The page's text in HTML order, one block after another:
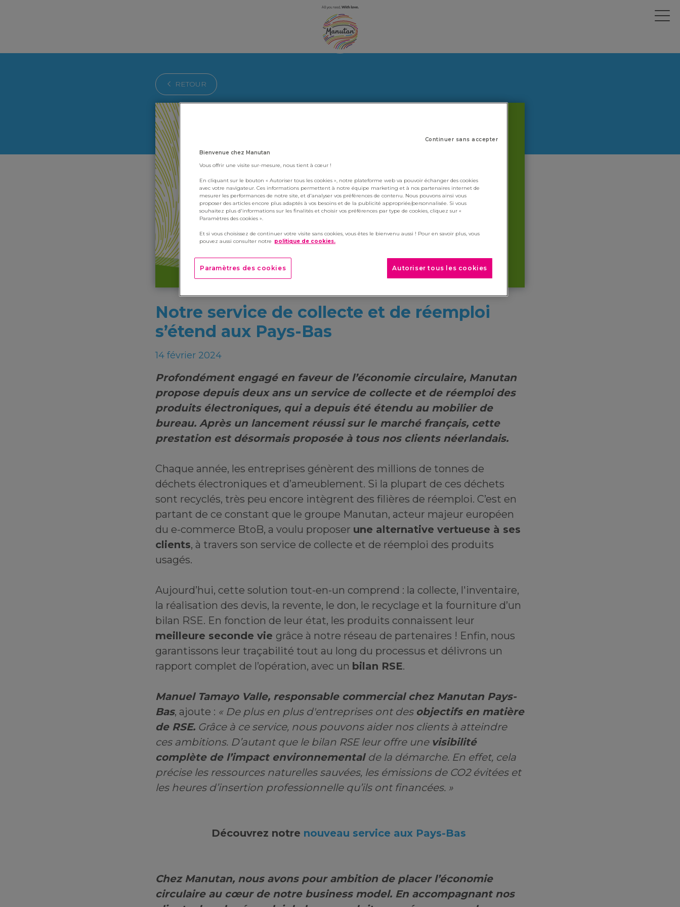
RETOUR
Notre service de collecte et de réemploi
s’étend aux Pays-Bas
14 février 2024
Profondément engagé en faveur de l’économie circulaire, Manutan
propose depuis deux ans un service de collecte et de réemploi des
produits électroniques, qui a depuis été étendu au mobilier de
bureau. Après un lancement réussi sur le marché français, cette
prestation est désormais proposée à tous nos clients néerlandais.
Chaque année, les entreprises génèrent des millions de tonnes de
déchets électroniques et d’ameublement. Si la plupart de ces déchets
sont recyclés, très peu encore intègrent des filières de réemploi. C’est en
partant de ce constant que le groupe Manutan, acteur majeur européen
du e-commerce BtoB, a voulu proposer une alternative vertueuse à ses
clients, à travers son service de collecte et de réemploi des produits
usagés.
Aujourd’hui, cette solution tout-en-un comprend : la collecte, l'inventaire,
la réalisation des devis, la revente, le don, le recyclage et la fourniture d’un
bilan RSE. En fonction de leur état, les produits connaissent leur
meilleure seconde vie grâce à notre réseau de partenaires ! Enfin, nous
garantissons leur traçabilité tout au long du processus et délivrons un
rapport complet de l’opération, avec un bilan RSE.
Manuel Tamayo Valle, responsable commercial chez Manutan Pays-
Bas, ajoute : « De plus en plus d'entreprises ont des objectifs en matière
de RSE. Grâce à ce service, nous pouvons aider nos clients à atteindre
ces ambitions. D’autant que le bilan RSE leur offre une visibilité
complète de l’impact environnemental de la démarche. En effet, cela
précise les ressources naturelles sauvées, les émissions de CO2 évitées et
les heures d’insertion professionnelle qu’ils ont financées. »
Découvrez notre nouveau service aux Pays-Bas
Chez Manutan, nous avons pour ambition de placer l’économie
circulaire au cœur de notre business model. En accompagnant nos
Continuer sans accepter
Bienvenue chez Manutan
Vous offrir une visite sur-mesure, nous tient à cœur !
En cliquant sur le bouton « Autoriser tous les cookies », notre plateforme web va pouvoir échanger des cookies
avec votre navigateur. Ces informations permettent à notre équipe marketing et à nos partenaires internet de
mesurer les performances de notre site, et d'analyser vos préférences de contenu. Nous pouvons ainsi vous
proposer des articles encore plus adaptés à vos besoins et de la publicité appropriée/personnalisée. Si vous
souhaitez plus d'informations sur les finalités et choisir vos préférences par type de cookies, cliquez sur «
Paramètres des cookies ».
Et si vous choisissez de continuer votre visite sans cookies, vous êtes le bienvenu aussi ! Pour en savoir plus, vous
pouvez aussi consulter notre politique de cookies.
Autoriser tous les cookies
Paramètres des cookies